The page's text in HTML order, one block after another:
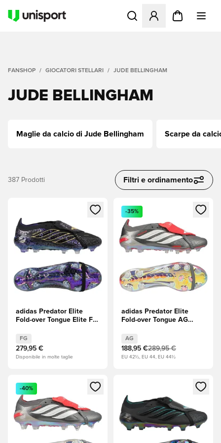
Apre una finestra modale
FANSHOP GIOCATORI STELLARI JUDE BELLINGHAM
JUDE BELLINGHAM
Maglie da calcio di Jude Bellingham Scarpe da
387 Prodotti Filtri e ordinamento
Apre una finestra modale per accedere o registrarsi come
adidas Predator Elite
Fold-over Tongue Elite FG
(Nero)/Viola/Oro
metallizzato EDIZIONE
LIMITATA
FG
279,95 €
Disponibile in molte taglie
Apre una finestra modale
-35%
adidas Predator Elite
Fold-over Tongue AG
Metal (Grigio)/Footwear
White (Bianco)/Rosso
lucido
AG
188,95 €289,95 €
EU 42½, EU 44, EU 44½
Apre una finestra modale per accedere o registrarsi come
-40%
Apre una finestra modale